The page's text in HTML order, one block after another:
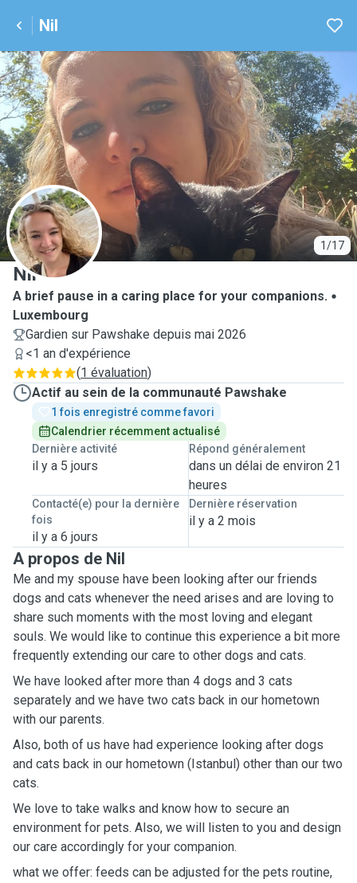
Nil
1/17
N
Nil
A brief pause in a caring place for your companions.
Luxembourg
Gardien sur Pawshake depuis mai 2026
<1 an d'expérience
(1 évaluation)
Actif au sein de la communauté Pawshake
1 fois enregistré comme favori
Calendrier récemment actualisé
Dernière activité
il y a 5 jours
Répond généralement
dans un délai de environ 21
heures
Contacté(e) pour la dernière
fois
il y a 6 jours
Dernière réservation
il y a 2 mois
A propos de Nil
Me and my spouse have been looking after our friends
dogs and cats whenever the need arises and are loving to
share such moments with the most loving and elegant
souls. We would like to continue this experience a bit more
frequently extending our care to other dogs and cats.
We have looked after more than 4 dogs and 3 cats
separately and we have two cats back in our hometown
with our parents.
Also, both of us have had experience looking after dogs
and cats back in our hometown (Istanbul) other than our two
cats.
We love to take walks and know how to secure an
environment for pets. Also, we will listen to you and design
our care accordingly for your companion.
what we offer: feeds can be adjusted for the pets routine,